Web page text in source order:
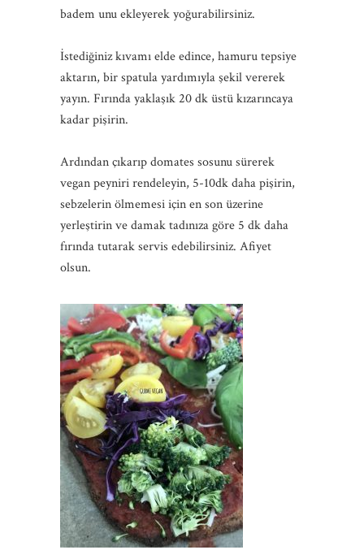
badem unu ekleyerek yoğurabilirsiniz.
İstediğiniz kıvamı elde edince, hamuru tepsiye
aktarın, bir spatula yardımıyla şekil vererek
yayın. Fırında yaklaşık 20 dk üstü kızarıncaya
kadar pişirin.
Ardından çıkarıp domates sosunu sürerek
vegan peyniri rendeleyin, 5-10dk daha pişirin,
sebzelerin ölmemesi için en son üzerine
yerleştirin ve damak tadınıza göre 5 dk daha
fırında tutarak servis edebilirsiniz. Afiyet
olsun.